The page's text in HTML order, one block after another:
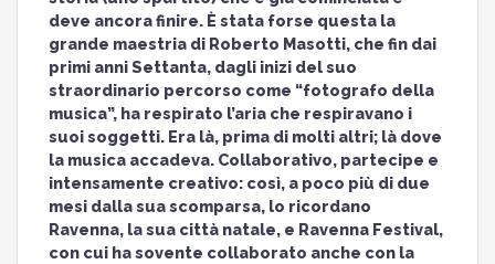
deve ancora finire. È stata forse questa la
grande maestria di Roberto Masotti, che fin dai
primi anni Settanta, dagli inizi del suo
straordinario percorso come “fotografo della
musica”, ha respirato l’aria che respiravano i
suoi soggetti. Era là, prima di molti altri; là dove
la musica accadeva. Collaborativo, partecipe e
intensamente creativo: così, a poco più di due
mesi dalla sua scomparsa, lo ricordano
Ravenna, la sua città natale, e Ravenna Festival,
con cui ha sovente collaborato anche con la